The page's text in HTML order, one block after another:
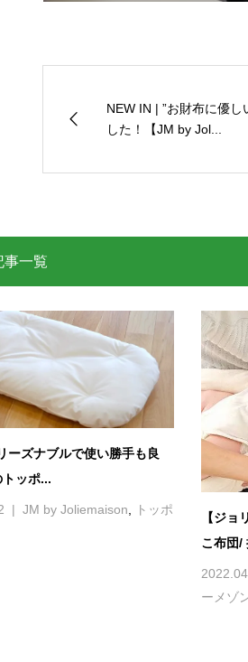
NEW IN | ”お財布に優し
した！【JM by Jol...
事一覧
ーズナブルで使い勝手も良
ッポ...
JM by Joliemaison,
トッポ
【ジョ
こ布団/
ーメゾ